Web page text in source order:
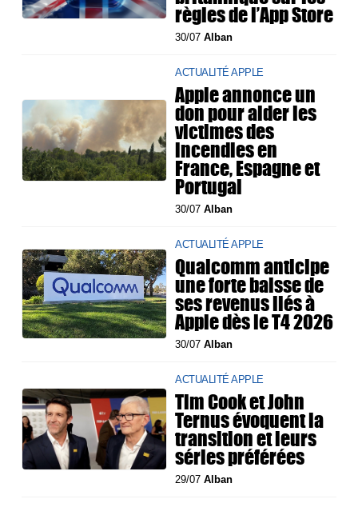
règles de l’App Store
30/07Alban
ACTUALITÉ APPLE
Apple annonce un
don pour aider les
victimes des
incendies en
France, Espagne et
Portugal
30/07Alban
ACTUALITÉ APPLE
Qualcomm anticipe
une forte baisse de
ses revenus liés à
Apple dès le T4 2026
30/07Alban
ACTUALITÉ APPLE
Tim Cook et John
Ternus évoquent la
transition et leurs
séries préférées
29/07Alban